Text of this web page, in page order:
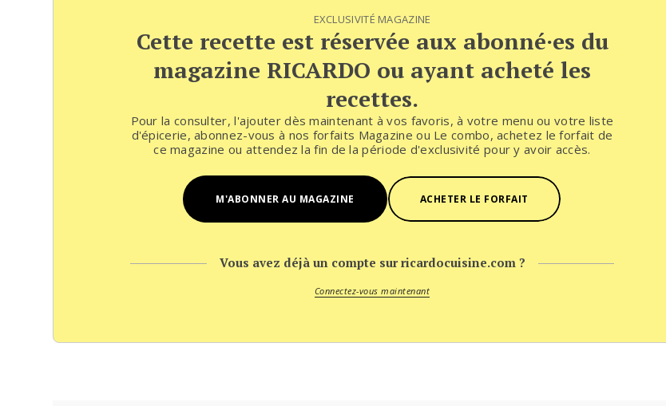
EXCLUSIVITÉ MAGAZINE
Cette recette est réservée aux abonné·es du
magazine RICARDO ou ayant acheté les
recettes.
Pour la consulter, l'ajouter dès maintenant à vos favoris, à votre menu ou votre liste
d'épicerie, abonnez-vous à nos forfaits Magazine ou Le combo, achetez le forfait de
ce magazine ou attendez la fin de la période d'exclusivité pour y avoir accès.
M'ABONNER AU MAGAZINE ACHETER LE FORFAIT
Vous avez déjà un compte sur ricardocuisine.com ?
Connectez-vous maintenant